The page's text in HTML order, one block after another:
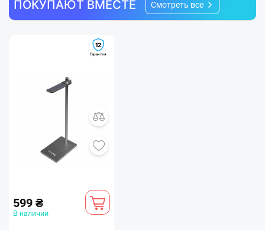
ПОКУПАЮТ ВМЕСТЕ Смотреть все
12
Гарантия
599 ₴
В наличии